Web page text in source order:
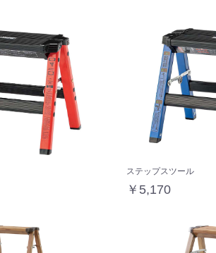
ステップスツール
￥5,170